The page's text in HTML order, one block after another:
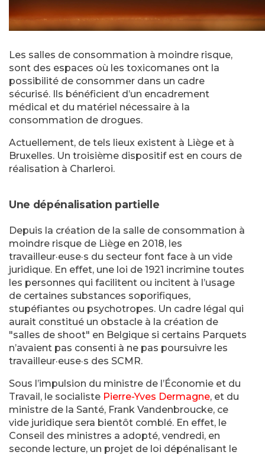
Les salles de consommation à moindre risque,
sont des espaces où les toxicomanes ont la
possibilité de consommer dans un cadre
sécurisé. Ils bénéficient d’un encadrement
médical et du matériel nécessaire à la
consommation de drogues.
Actuellement, de tels lieux existent à Liège et à
Bruxelles. Un troisième dispositif est en cours de
réalisation à Charleroi.
Une dépénalisation partielle
Depuis la création de la salle de consommation à
moindre risque de Liège en 2018, les
travailleur·euse·s du secteur font face à un vide
juridique. En effet, une loi de 1921 incrimine toutes
les personnes qui facilitent ou incitent à l’usage
de certaines substances soporifiques,
stupéfiantes ou psychotropes. Un cadre légal qui
aurait constitué un obstacle à la création de
"salles de shoot" en Belgique si certains Parquets
n’avaient pas consenti à ne pas poursuivre les
travailleur·euse·s des SCMR.
Sous l’impulsion du ministre de l’Économie et du
Travail, le socialiste Pierre-Yves Dermagne, et du
ministre de la Santé, Frank Vandenbroucke, ce
vide juridique sera bientôt comblé. En effet, le
Conseil des ministres a adopté, vendredi, en
seconde lecture, un projet de loi dépénalisant le